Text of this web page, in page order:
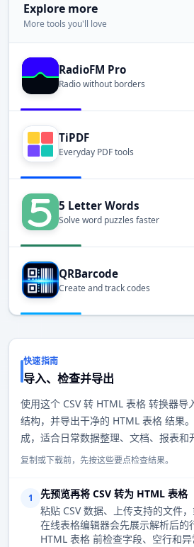
Explore more
More tools you'll love
RadioFM Pro
Radio without borders
TiPDF
Everyday PDF tools
5 Letter Words
Solve word puzzles faster
QRBarcode
Create and track codes
快速指南
导入、检查并导出
使用这个 CSV 转 HTML 表格 转换器导
结构，并导出干净的 HTML 表格 结果
成，适合日常数据整理、文档、报表和
复制或下载前，先按这些要点检查结果。
1
先预览再将 CSV 转为 HTML 表格
粘贴 CSV 数据、上传支持的文件
在线表格编辑器会先展示解析后的
HTML 表格 前检查字段、空行和异